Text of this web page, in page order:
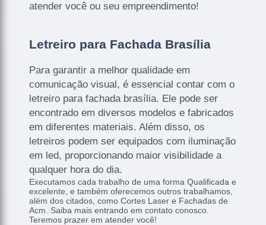
atender você ou seu empreendimento!
Letreiro para Fachada Brasília
Para garantir a melhor qualidade em
comunicação visual, é essencial contar com o
letreiro para fachada brasília. Ele pode ser
encontrado em diversos modelos e fabricados
em diferentes materiais. Além disso, os
letreiros podem ser equipados com iluminação
em led, proporcionando maior visibilidade a
qualquer hora do dia.
Executamos cada trabalho de uma forma Qualificada e
excelente, e também oferecemos outros trabalhamos,
além dos citados, como Cortes Laser e Fachadas de
Acm. Saiba mais entrando em contato conosco.
Teremos prazer em atender você!